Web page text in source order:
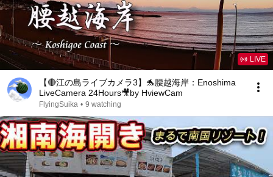
LIVE
【🔴江の島ライブカメラ3】🐬腰越海岸：Enoshima
LiveCamera 24Hours🎥by HviewCam
FlyingSuika • 9 watching